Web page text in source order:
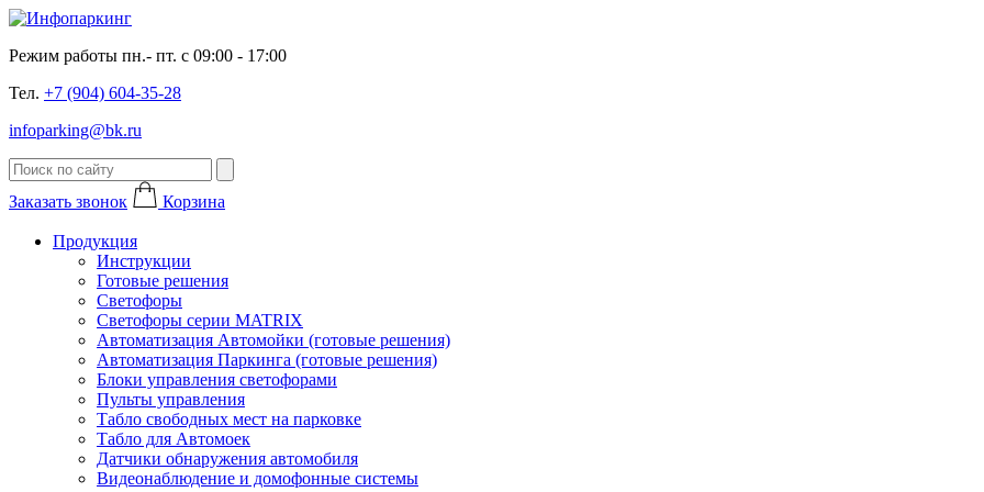
Режим работы пн.- пт. с 09:00 - 17:00
Тел. +7 (904) 604-35-28
infoparking@bk.ru
Заказать звонок Корзина
Продукция
Инструкции
Готовые решения
Светофоры
Светофоры серии MATRIX
Автоматизация Автомойки (готовые решения)
Автоматизация Паркинга (готовые решения)
Блоки управления светофорами
Пульты управления
Табло свободных мест на парковке
Табло для Автомоек
Датчики обнаружения автомобиля
Видеонаблюдение и домофонные системы